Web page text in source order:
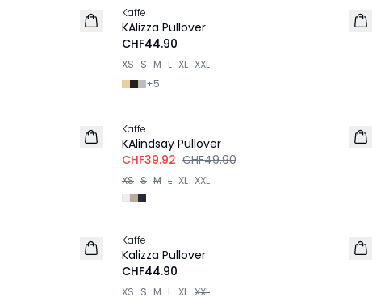
NEU
Kaffe
KAlizza Pullover
CHF44.90
XS S M L XL XXL
+5
Kaffe
KAlindsay Pullover
CHF39.92 CHF49.90
XS S M L XL XXL
NEU
Kaffe
Kalizza Pullover
CHF44.90
XS S M L XL XXL